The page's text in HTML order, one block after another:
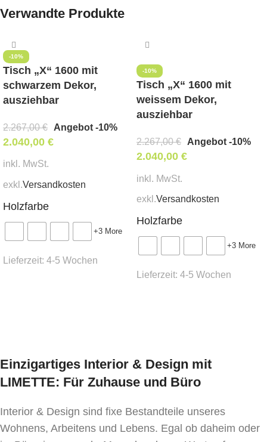
Verwandte Produkte
-10%
Tisch „X“ 1600 mit
schwarzem Dekor,
ausziehbar
2.267,00€ Angebot -10%
2.040,00 €
inkl. MwSt.
exkl.Versandkosten
Holzfarbe
+3 More
Lieferzeit: 4-5 Wochen
-10%
Tisch „X“ 1600 mit
weissem Dekor,
ausziehbar
2.267,00€ Angebot -10%
2.040,00 €
inkl. MwSt.
exkl.Versandkosten
Holzfarbe
+3 More
Lieferzeit: 4-5 Wochen
Einzigartiges Interior & Design mit
LIMETTE: Für Zuhause und Büro
Interior & Design sind fixe Bestandteile unseres
Wohnens, Arbeitens und Lebens. Egal ob daheim oder